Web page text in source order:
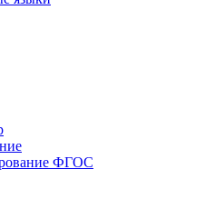
ФГОС